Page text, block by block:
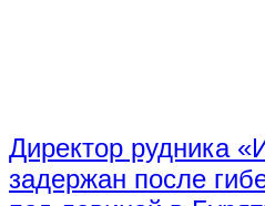
Директор рудника
задержан после